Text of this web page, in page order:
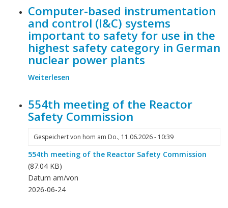
Computer-based instrumentation
and control (I&C) systems
important to safety for use in the
highest safety category in German
nuclear power plants
Weiterlesen
based
instrumentation
and
control
systems
to
554th meeting of the Reactor
Safety Commission
Gespeichert von hom am Do., 11.06.2026 - 10:39
554th meeting of the Reactor Safety Commission
(87.04 KB)
Datum am/von
2026-06-24